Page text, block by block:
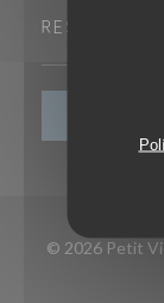
RESERVA
© 2026 Petit